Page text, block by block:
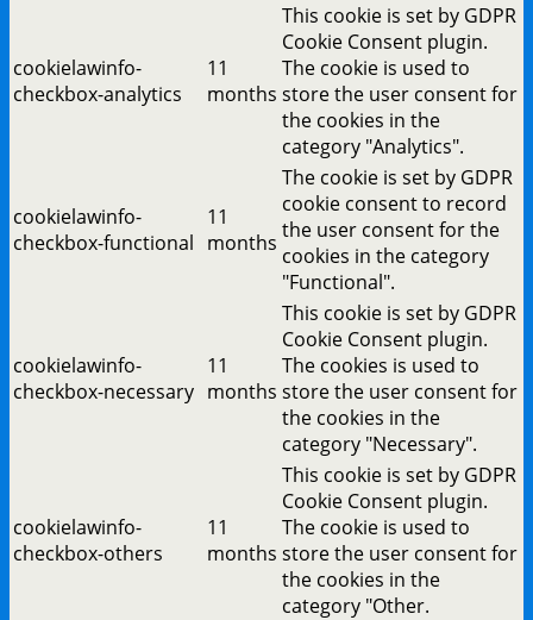
cookielawinfo-
checkbox-analytics
11
months
This cookie is set by GDPR
Cookie Consent plugin.
The cookie is used to
store the user consent for
the cookies in the
category "Analytics".
cookielawinfo-
checkbox-functional
11
months
The cookie is set by GDPR
cookie consent to record
the user consent for the
cookies in the category
"Functional".
cookielawinfo-
checkbox-necessary
11
months
This cookie is set by GDPR
Cookie Consent plugin.
The cookies is used to
store the user consent for
the cookies in the
category "Necessary".
cookielawinfo-
checkbox-others
11
months
This cookie is set by GDPR
Cookie Consent plugin.
The cookie is used to
store the user consent for
the cookies in the
category "Other.